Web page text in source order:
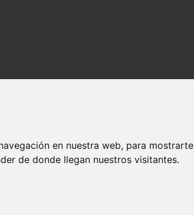
en nuestra web, para
de donde llegan nuestros visitantes.